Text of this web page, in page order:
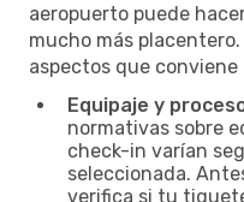
aeropuerto puede
mucho más
aspectos que
Equipaje y
normativas sobre
check-in varían
seleccionada.
verifica si tu